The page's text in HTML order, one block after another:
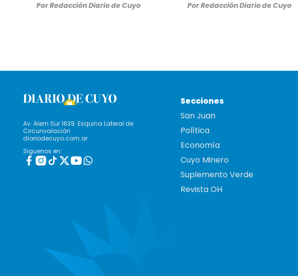
PorRedacción Diario de Cuyo PorRedacción Diario de Cuyo
Av. Alem Sur 1639. Esquina Lateral de
Circunvalación
diariodecuyo.com.ar
Siguenos en:
Secciones
San Juan
Política
Economía
Cuyo Minero
Suplemento Verde
Revista OH